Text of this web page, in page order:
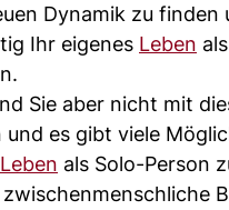
Dynamik zu finden
Ihr eigenes Leben
Sie aber nicht mit
und es gibt viele
als Solo-Person